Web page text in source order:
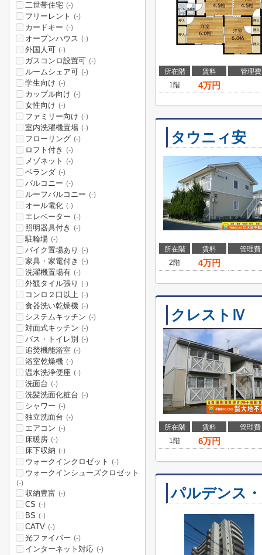
所在階 賃料
管理
1階
4万円
タウニィ安
所在階 賃料
管理
2階
4万円
クレストⅣ
所在階 賃料
管理
1階
6万円
パルデンス
二世帯住宅 (-)
フリーレント (-)
カードキー (-)
オープンハウス (-)
外国人可 (-)
ガスコンロ設置可 (-)
ルームシェア可 (-)
学生向け (-)
カップル向け (-)
女性向け (-)
ファミリー向け (-)
室内洗濯機置場 (-)
フローリング (-)
ロフト付き (-)
メゾネット (-)
ベランダ (-)
バルコニー (-)
ルーフバルコニー (-)
オール電化 (-)
エレベーター (-)
照明器具付き (-)
駐輪場 (-)
バイク置場あり (-)
家具・家電付き (-)
洗濯機置場有 (-)
外観タイル張り (-)
コンロ２口以上 (-)
食器洗い乾燥機 (-)
システムキッチン (-)
対面式キッチン (-)
バス・トイレ別 (-)
追焚機能浴室 (-)
浴室乾燥機 (-)
温水洗浄便座 (-)
洗面台 (-)
洗髪洗面化粧台 (-)
シャワー (-)
独立洗面台 (-)
エアコン (-)
床暖房 (-)
床下収納 (-)
ウォークインクロゼット (-)
ウォークインシューズクロゼット
(-)
収納豊富 (-)
CS (-)
BS (-)
CATV (-)
光ファイバー (-)
インターネット対応 (-)